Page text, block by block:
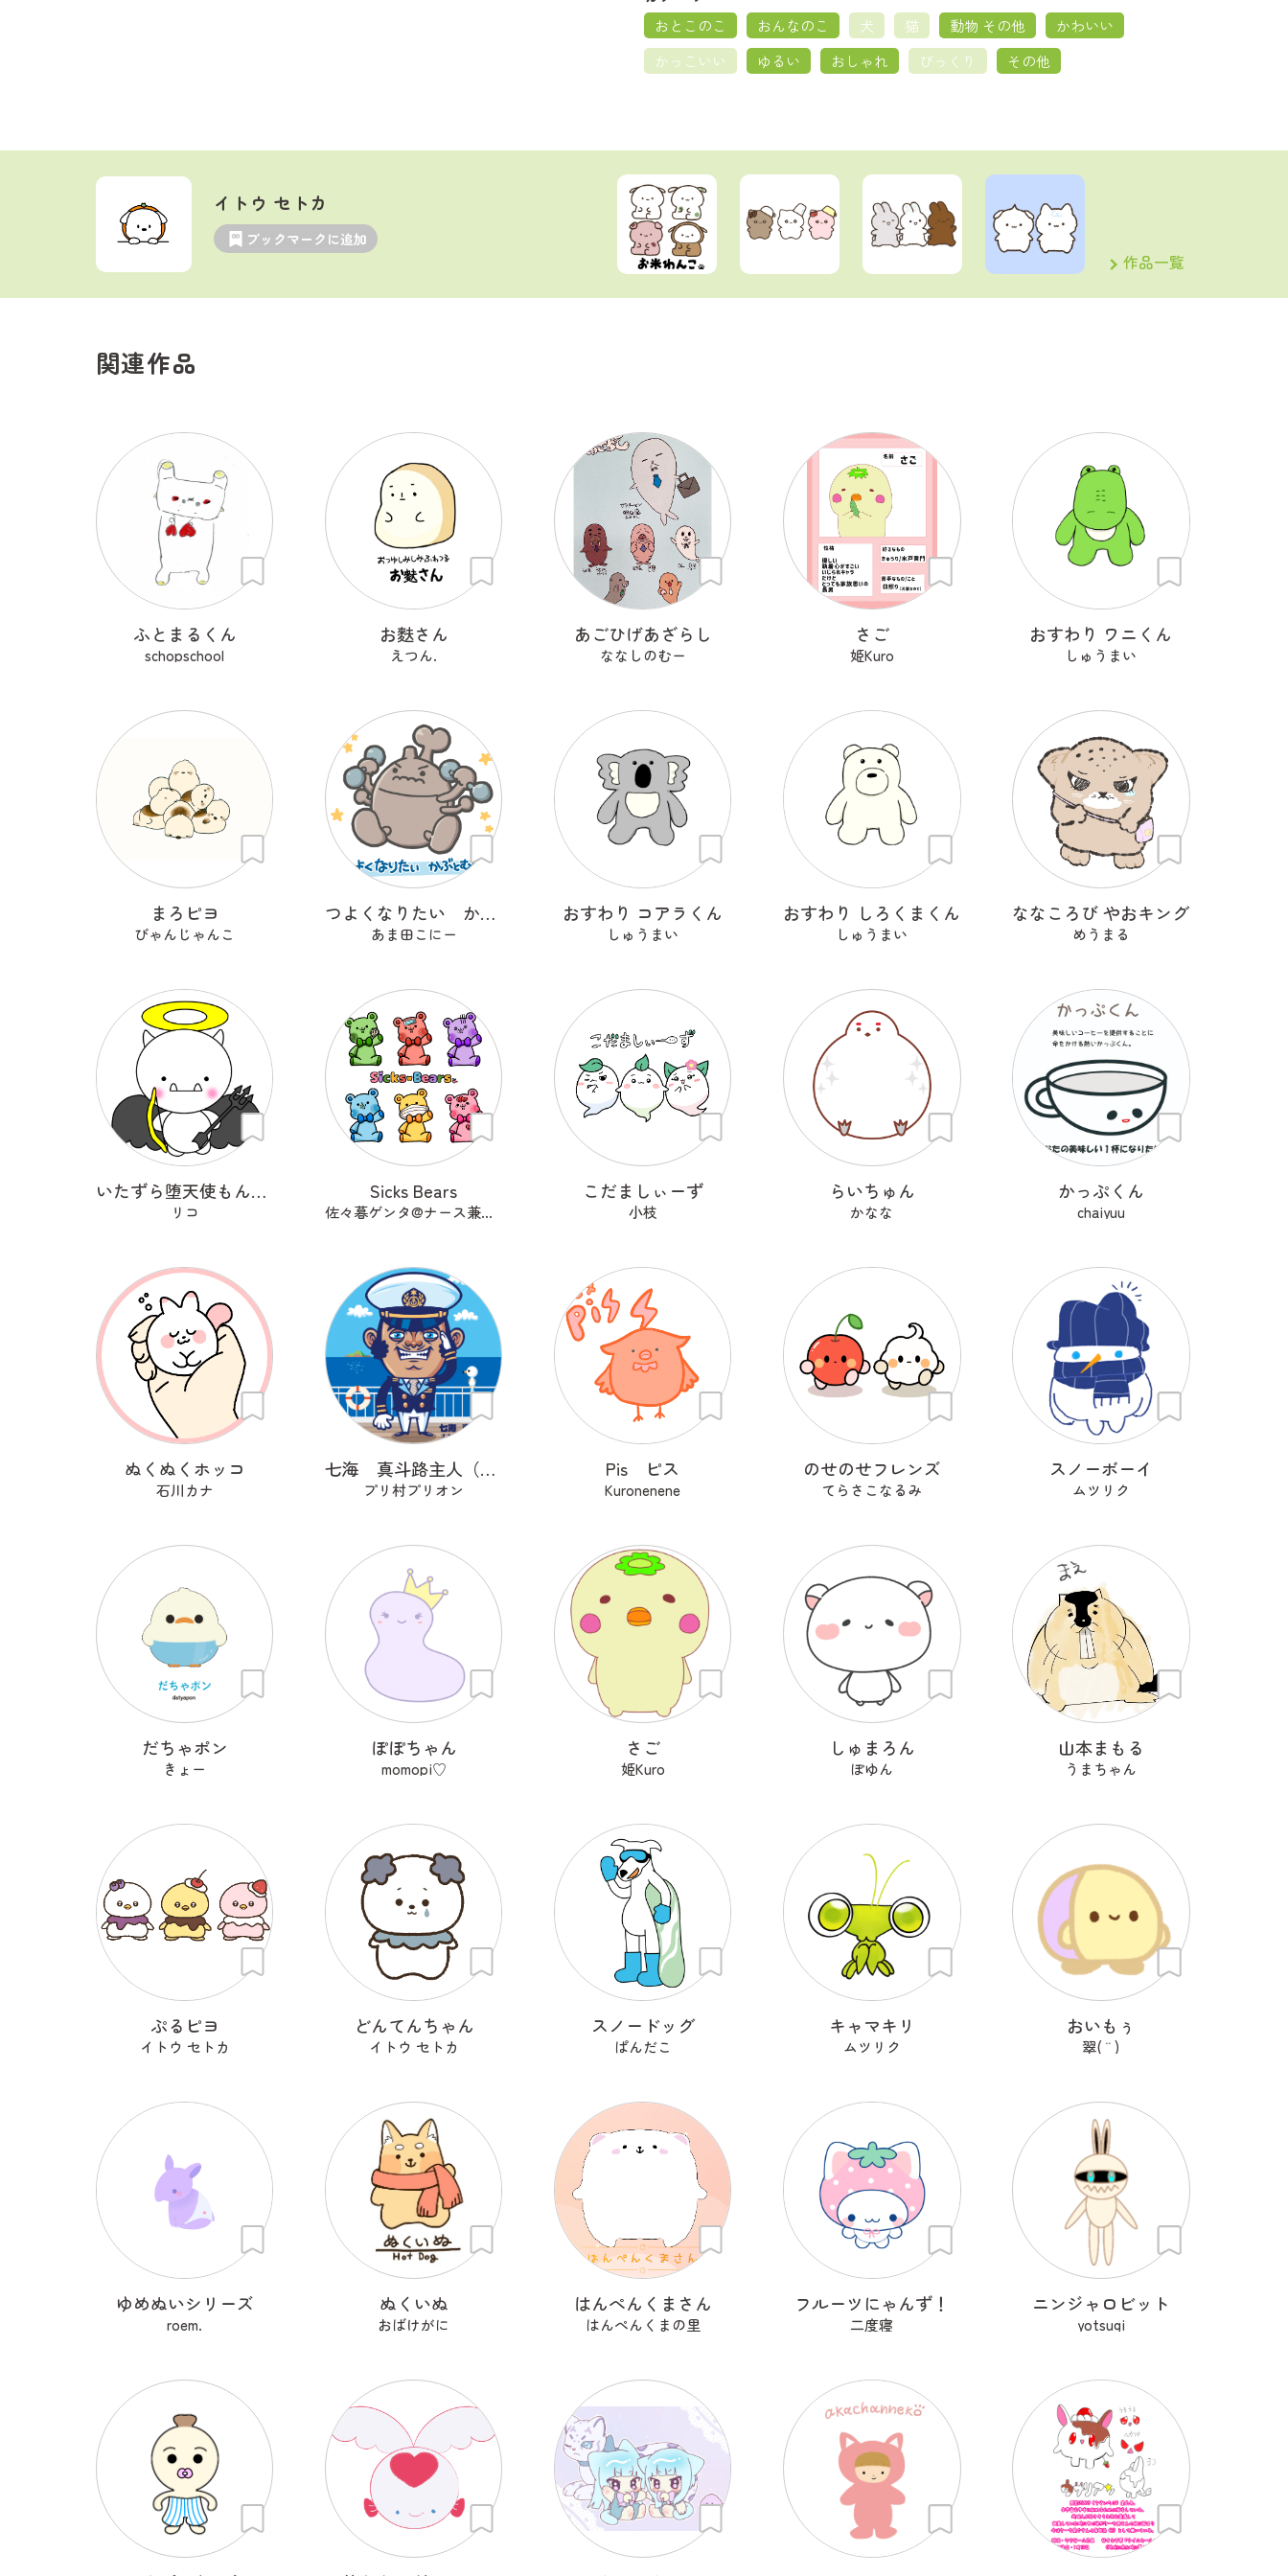
おとこのこ おんなのこ 犬 猫 動物 その他
かわいい
かっこいい
ゆるい おしゃれ びっくり その他
イトウ セトカ
ブックマークに追加
作品一覧
関連作品
ふとまるくん
schopschool
お麩さん
えつん.
あごひげあざらし
ななしのむー
さご
姫Kuro
おすわり ワニくん
しゅうまい
まろピヨ
びゃんじゃんこ
つよくなりたい かぶとむし
あま田こにー
おすわり コアラくん
しゅうまい
おすわり しろくまくん
しゅうまい
ななころび やおキング
めうまる
いたずら堕天使もんもん
リコ
Sicks Bears
佐々暮ゲンタ@ナース兼描き
こだましぃーず
小枝
らいちゅん
かなな
かっぷくん
chaiyuu
ぬくぬくホッコ
石川カナ
七海 真斗路主人（ナナミ マドロス）
プリ村プリオン
Pis ピス
Kuronenene
のせのせフレンズ
てらさこなるみ
スノーボーイ
ムツリク
だちゃポン
きょー
ぽぽちゃん
momopi♡
さご
姫Kuro
しゅまろん
ぽゆん
山本まもる
うまちゃん
ぷるピヨ
イトウ セトカ
どんてんちゃん
イトウ セトカ
スノードッグ
ぱんだこ
キャマキリ
ムツリク
おいもぅ
翠( ¨̮ )
ゆめぬいシリーズ
roem.
ぬくいぬ
おばけがに
はんぺんくまさん
はんぺんくまの里
フルーツにゃんず！
二度寝
ニンジャロビット
yotsugi